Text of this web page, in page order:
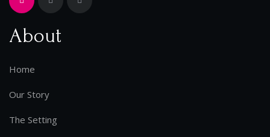
About
Home
Our Story
The Setting